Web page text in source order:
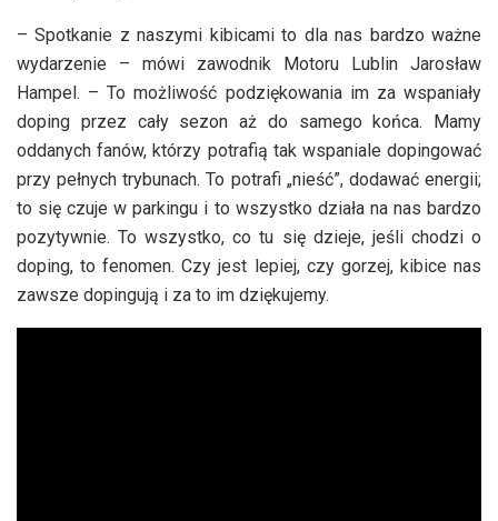
– Spotkanie z naszymi kibicami to dla nas bardzo ważne
wydarzenie – mówi zawodnik Motoru Lublin Jarosław
Hampel. – To możliwość podziękowania im za wspaniały
doping przez cały sezon aż do samego końca. Mamy
oddanych fanów, którzy potrafią tak wspaniale dopingować
przy pełnych trybunach. To potrafi „nieść”, dodawać energii;
to się czuje w parkingu i to wszystko działa na nas bardzo
pozytywnie. To wszystko, co tu się dzieje, jeśli chodzi o
doping, to fenomen. Czy jest lepiej, czy gorzej, kibice nas
zawsze dopingują i za to im dziękujemy.